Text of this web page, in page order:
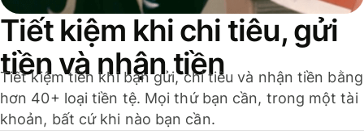
Tiết kiệm khi chi tiêu, gửi
tiền và nhận tiền
Tiết kiệm tiền khi bạn gửi, chi tiêu và nhận tiền bằng
hơn 40+ loại tiền tệ. Mọi thứ bạn cần, trong một tài
khoản, bất cứ khi nào bạn cần.